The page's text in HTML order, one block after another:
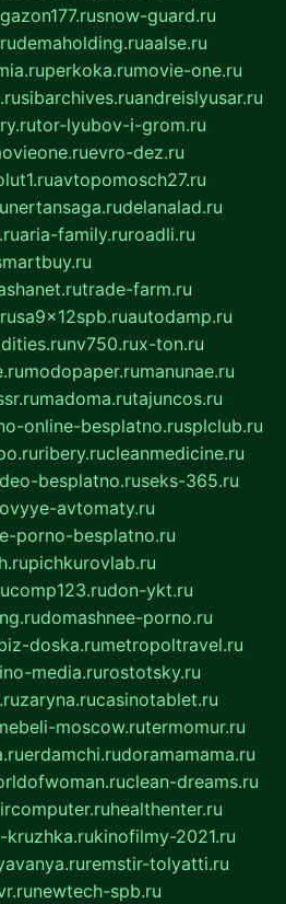
snow-guard.ru
demaholding.ruaalse.ru
perkoka.rumovie-one.ru
sibarchives.ruandreislyusar.ru
tor-lyubov-i-grom.ru
evro-dez.ru
avtopomosch27.ru
nertansaga.rudelanalad.ru
aria-family.ruroadli.ru
trade-farm.ru
autodamp.ru
nv750.rux-ton.ru
modopaper.rumanunae.ru
madoma.rutajuncos.ru
online-besplatno.rusplclub.ru
ribery.rucleanmedicine.ru
besplatno.ruseks-365.ru
avtomaty.ru
porno-besplatno.ru
pichkurovlab.ru
comp123.rudon-ykt.ru
domashnee-porno.ru
doska.rumetropoltravel.ru
media.rurostotsky.ru
zaryna.rucasinotablet.ru
moscow.rutermomur.ru
erdamchi.rudoramamama.ru
clean-dreams.ru
healthenter.ru
kruzhka.rukinofilmy-2021.ru
remstir-tolyatti.ru
newtech-spb.ru